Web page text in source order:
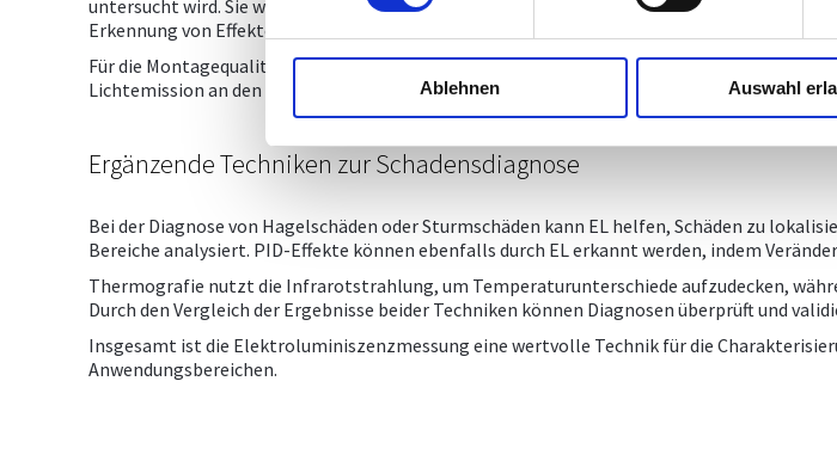
Ablehnen Auswahl
untersucht wird. Sie wird in verschiedenen Anwendungen eingesetzt, darunter die
Erkennung von Effekten wie PID (potenzialinduzierte Degradation) und die Bestätigung
Für die Montagequalität von Solaranlagen kann EL beispielsweise verwendet werden, um
Lichtemission an den betroffenen Stellen misst.
Ergänzende Techniken zur Schadensdiagnose
Bei der Diagnose von Hagelschäden oder Sturmschäden kann EL helfen, Schäden zu
Bereiche analysiert. PID-Effekte können ebenfalls durch EL erkannt werden, indem
Thermografie nutzt die Infrarotstrahlung, um Temperaturunterschiede aufzudecken,
Durch den Vergleich der Ergebnisse beider Techniken können Diagnosen überprüft und
Insgesamt ist die Elektroluminiszenzmessung eine wertvolle Technik für die
Anwendungsbereichen.